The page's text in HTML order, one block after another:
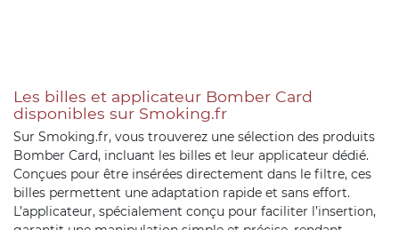
Les billes et applicateur Bomber Card
disponibles sur Smoking.fr
Sur Smoking.fr, vous trouverez une sélection des produits
Bomber Card, incluant les billes et leur applicateur dédié.
Conçues pour être insérées directement dans le filtre, ces
billes permettent une adaptation rapide et sans effort.
L’applicateur, spécialement conçu pour faciliter l’insertion,